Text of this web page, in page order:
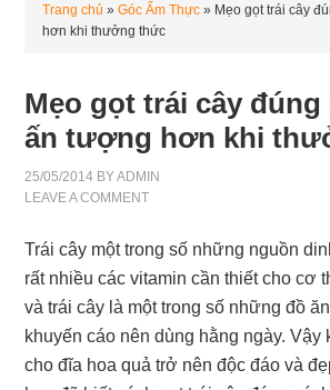
Trang chủ »Góc Ẩm Thực » Mẹo gọt trái cây
hơn khi thưởng thức
Mẹo gọt trái cây đúng
ấn tượng hơn khi
25/05/2014 BYADMIN
LEAVE A COMMENT
Trái cây một trong số những nguồn
rất nhiều các vitamin cần thiết cho cơ
và trái cây là một trong số những đồ
khuyến cáo nên dùng hằng ngày. Vậy
cho đĩa hoa quả trở nên độc đáo và